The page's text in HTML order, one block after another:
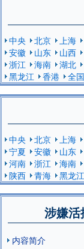
中央 北京 上海
安徽
山东 山西
浙江
海南 湖北
黑龙江
香港 全国
中央 北京 上海
宁夏
安徽 山东
河南
浙江 海南
陕西
青海 黑龙江
涉嫌
内容简介